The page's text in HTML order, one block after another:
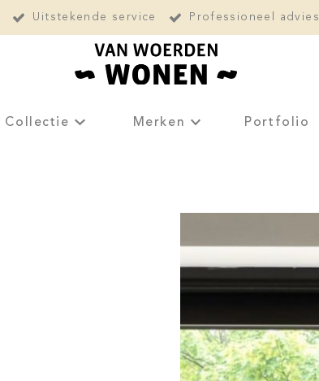
Uitstekende service Professioneel advies
Collectie Merken Portfolio